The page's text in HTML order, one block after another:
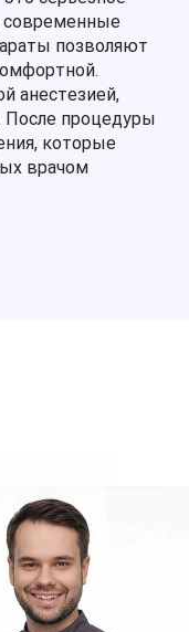
цены и гибкие
и уплачиваете
налогового
современные
позволяют
анестезией,
После процедуры
которые
врачом